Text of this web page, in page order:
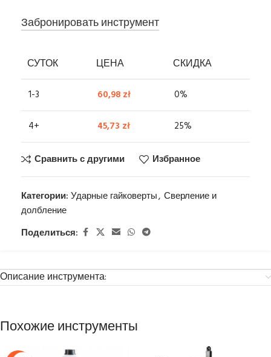
Забронировать инструмент
СУТОК ЦЕНА СКИДКА
1-3 60,98 zł 0%
4+ 45,73 zł 25%
Сравнить с другими Избранное
Категории: Ударные гайковерты, Сверление и
долбление
Поделиться:
Описание инструмента:
Похожие инструменты